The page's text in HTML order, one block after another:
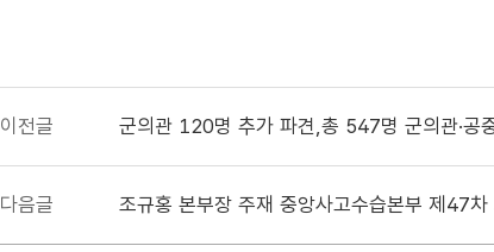
이전글 군의관 120명 추가 파견,총 547명 군의관·공
다음글 조규홍 본부장 주재 중앙사고수습본부 제47차